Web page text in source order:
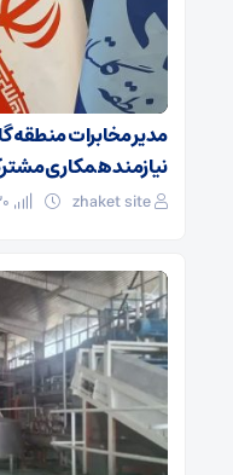
مدیر مخابرات منطقه
نیازمند همکاری
zhaket site